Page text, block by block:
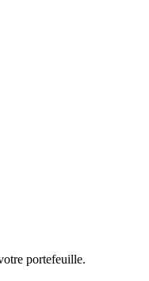
portefeuille.